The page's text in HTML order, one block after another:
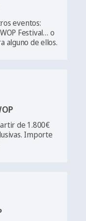
eventos:
Festival… o
alguno de ellos.
de 1.800€
Importe